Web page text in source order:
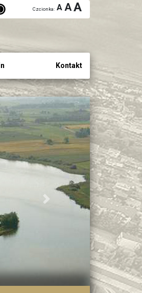
Czcionka: A AA
Kontakt
Next